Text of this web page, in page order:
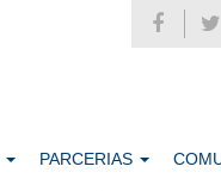
PARCERIAS